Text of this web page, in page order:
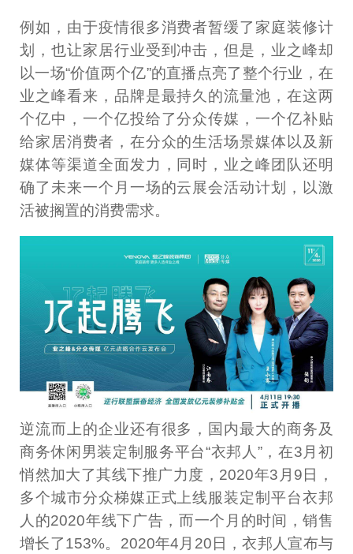
例如，由于疫情很多消费者暂缓了家庭装修计
划，也让家居行业受到冲击，但是，业之峰却
以一场“价值两个亿”的直播点亮了整个行业，在
业之峰看来，品牌是最持久的流量池，在这两
个亿中，一个亿投给了分众传媒，一个亿补贴
给家居消费者，在分众的生活场景媒体以及新
媒体等渠道全面发力，同时，业之峰团队还明
确了未来一个月一场的云展会活动计划，以激
活被搁置的消费需求。
逆流而上的企业还有很多，国内最大的商务及
商务休闲男装定制服务平台“衣邦人”，在3月初
悄然加大了其线下推广力度，2020年3月9日，
多个城市分众梯媒正式上线服装定制平台衣邦
人的2020年线下广告，而一个月的时间，销售
增长了153%。2020年4月20日，衣邦人宣布与